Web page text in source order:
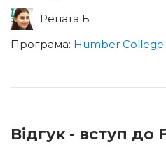
Рената Б
Програма: Humber
Відгук - вступ до